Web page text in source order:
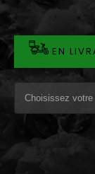
LA CARTE
VOTRE
NOTRE
VOS AVIS
MENTIONS
EN